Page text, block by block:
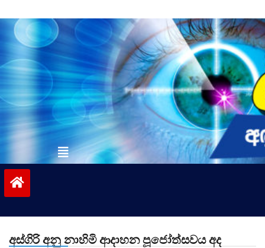
to
contentvinivida.lk
අස්ගිරි අනු නාහිමි ආදාහන පූජෝත්සවය අද